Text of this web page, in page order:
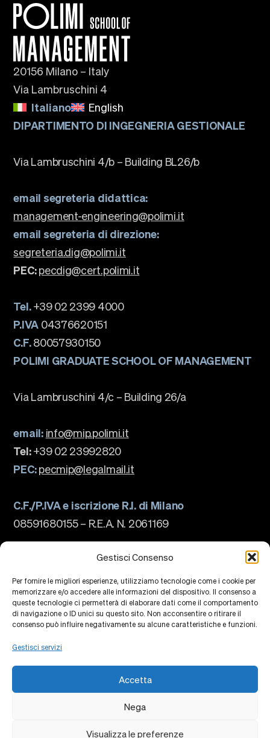
Gestisci Consenso
Per fornire le migliori esperienze, utilizziamo tecnologie come i cookie per
memorizzare e/o accedere alle informazioni del dispositivo. Il consenso a
queste tecnologie ci permetterà di elaborare dati come il comportamento
di navigazione o ID unici su questo sito. Non acconsentire o ritirare il
consenso può influire negativamente su alcune caratteristiche e funzioni.
Gestisci servizi
Accetta
Nega
Visualizza le preferenze
20156 Milano – Italy
Via Lambruschini 4
Italiano
English
DIPARTIMENTO DI INGEGNERIA GESTIONALE
Via Lambruschini 4/b – Building BL26/b
email segreteria didattica:
management-engineering@polimi.it
email segreteria di direzione:
segreteria.dig@polimi.it
PEC: pecdig@cert.polimi.it
Tel.+39 02 2399 4000
P.IVA 04376620151
C.F.80057930150
POLIMI GRADUATE SCHOOL OF MANAGEMENT
Via Lambruschini 4/c – Building 26/a
email: info@mip.polimi.it
Tel:+39 02 23992820
PEC: pecmip@legalmail.it
C.F./P.IVA e iscrizione R.I. di Milano
08591680155 – R.E.A. N. 2061169
Accreditamenti
Ranking
Partnership e Membership
Piano Strategico
Sostenibilità e impatto
Campus
Ricerca
Centri di Conoscenza
Piattaforme di Ricerca
Faculty